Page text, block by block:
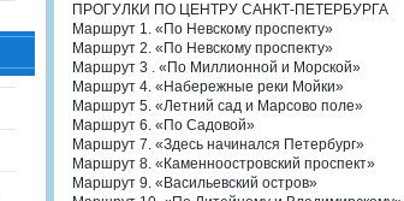
ПРОГУЛКИ ПО ЦЕНТРУ САНКТ-ПЕТЕРБУРГА
Маршрут 1. «По Невскому проспекту»
Маршрут 2. «По Невскому проспекту»
Маршрут 3 . «По Миллионной и Морской»
Маршрут 4. «Набережные реки Мойки»
Маршрут 5. «Летний сад и Марсово поле»
Маршрут 6. «По Садовой»
Маршрут 7. «Здесь начинался Петербург»
Маршрут 8. «Каменноостровский проспект»
Маршрут 9. «Васильевский остров»